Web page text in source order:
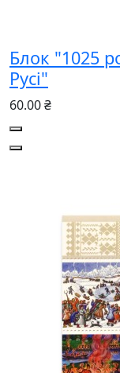
Блок "1025
Русі"
60.00 ₴